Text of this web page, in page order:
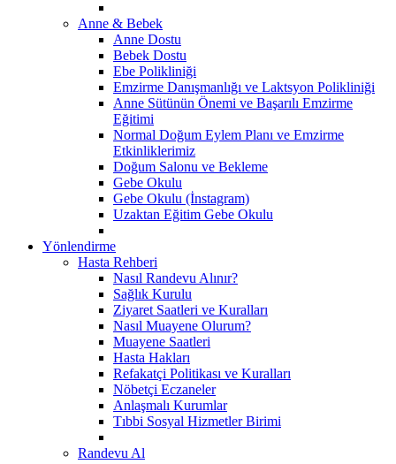
Anne & Bebek
Anne Dostu
Bebek Dostu
Ebe Polikliniği
Emzirme Danışmanlığı ve Laktsyon Polikliniği
Anne Sütünün Önemi ve Başarılı Emzirme
Eğitimi
Normal Doğum Eylem Planı ve Emzirme
Etkinliklerimiz
Doğum Salonu ve Bekleme
Gebe Okulu
Gebe Okulu (İnstagram)
Uzaktan Eğitim Gebe Okulu
Yönlendirme
Hasta Rehberi
Nasıl Randevu Alınır?
Sağlık Kurulu
Ziyaret Saatleri ve Kuralları
Nasıl Muayene Olurum?
Muayene Saatleri
Hasta Hakları
Refakatçi Politikası ve Kuralları
Nöbetçi Eczaneler
Anlaşmalı Kurumlar
Tıbbi Sosyal Hizmetler Birimi
Randevu Al